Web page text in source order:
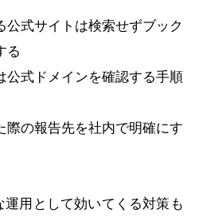
公式サイトは検索せずブック
る
公式ドメインを確認する手順
際の報告先を社内で明確にす
用として効いてくる対策も